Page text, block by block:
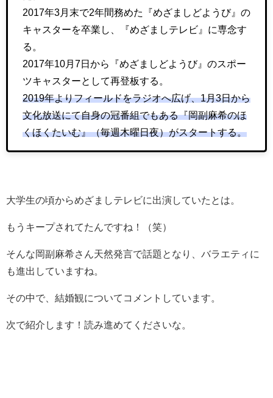
2017年3月末で2年間務めた『めざましどようび』の
キャスターを卒業し、『めざましテレビ』に専念す
る。
2017年10月7日から『めざましどようび』のスポー
ツキャスターとして再登板する。
2019年よりフィールドをラジオへ広げ、1月3日から
文化放送にて自身の冠番組でもある『岡副麻希のほ
くほくたいむ』（毎週木曜日夜）がスタートする。
大学生の頃からめざましテレビに出演していたとは。
もうキープされてたんですね！（笑）
そんな岡副麻希さん天然発言で話題となり、バラエティに
も進出していますね。
その中で、結婚観についてコメントしています。
次で紹介します！読み進めてくださいな。